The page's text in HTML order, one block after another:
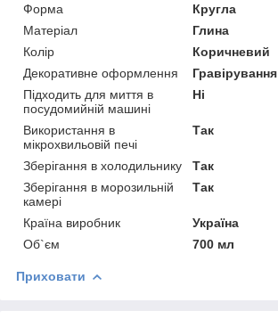
Форма
Кругла
Матеріал
Глина
Колір
Коричневий
Декоративне оформлення
Гравірування
Підходить для миття в
посудомийній машині
Ні
Використання в
мікрохвильовій печі
Так
Зберігання в холодильнику
Так
Зберігання в морозильній
камері
Так
Країна виробник
Україна
Об`єм
700 мл
Приховати